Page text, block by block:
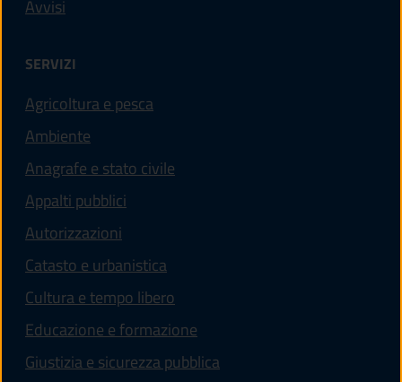
Avvisi
SERVIZI
Agricoltura e pesca
Ambiente
Anagrafe e stato civile
Appalti pubblici
Autorizzazioni
Catasto e urbanistica
Cultura e tempo libero
Educazione e formazione
Giustizia e sicurezza pubblica